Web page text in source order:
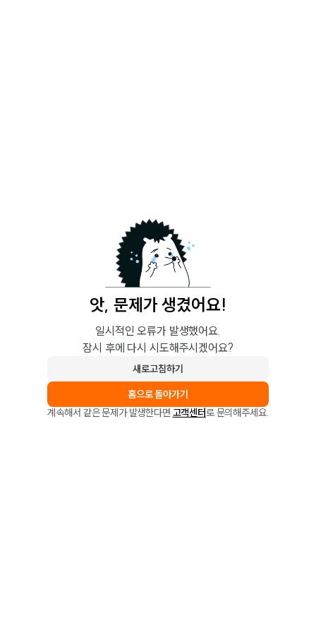
앗, 문제가 생겼어요!
일시적인 오류가 발생했어요.
잠시 후에 다시 시도해주시겠어요?
새로고침하기
홈으로 돌아가기
계속해서 같은 문제가 발생한다면 고객센터로 문의해주세요.